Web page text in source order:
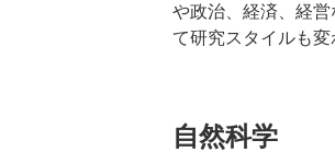
や政治、経済、経
て研究スタイルも
自然科学